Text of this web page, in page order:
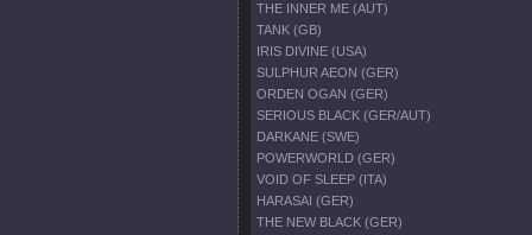
THE INNER ME (AUT)
TANK (GB)
IRIS DIVINE (USA)
SULPHUR AEON (GER)
ORDEN OGAN (GER)
SERIOUS BLACK (GER/AUT)
DARKANE (SWE)
POWERWORLD (GER)
VOID OF SLEEP (ITA)
HARASAI (GER)
THE NEW BLACK (GER)